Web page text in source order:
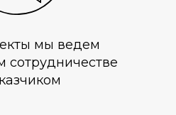
мы ведем
сотрудничестве